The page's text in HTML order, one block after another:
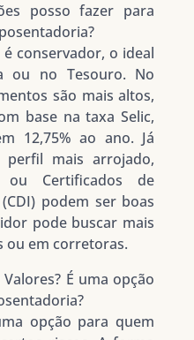
posso fazer para
conservador, o ideal
ou no Tesouro. No
são mais altos,
base na taxa Selic,
12,75% ao ano. Já
perfil mais arrojado,
ou Certificados de
podem ser boas
pode buscar mais
ou em corretoras.
É uma opção
opção para quem